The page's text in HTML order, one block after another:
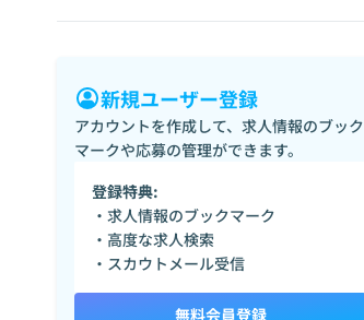
新規ユーザー登録
アカウントを作成して、求人情報のブック
マークや応募の管理ができます。
登録特典:
・求人情報のブックマーク
・高度な求人検索
・スカウトメール受信
無料会員登録